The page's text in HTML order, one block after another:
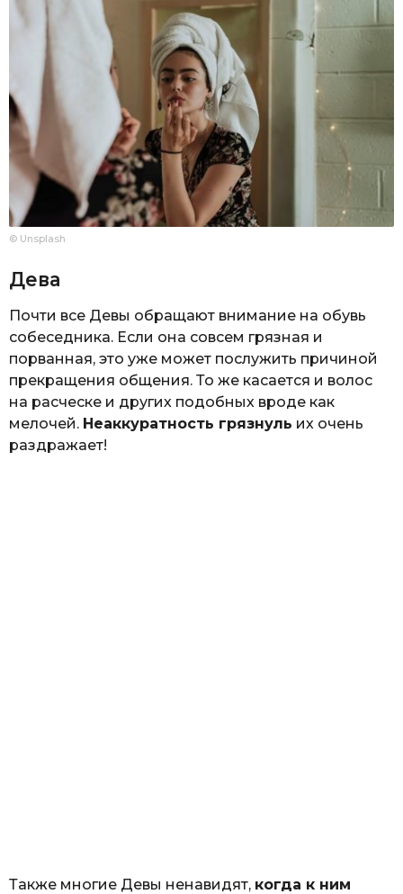
© Unsplash
Дева
Почти все Девы обращают внимание на обувь
собеседника. Если она совсем грязная и
порванная, это уже может послужить причиной
прекращения общения. То же касается и волос
на расческе и других подобных вроде как
мелочей. Неаккуратность грязнуль их очень
раздражает!
Также многие Девы ненавидят, когда к ним